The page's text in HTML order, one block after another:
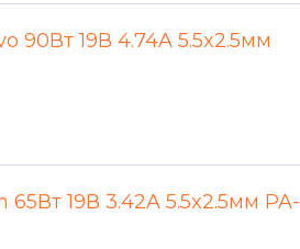
90Вт 19В 4.74A 5.5x2.5мм
19В 3.42A 5.5x2.5мм PA-